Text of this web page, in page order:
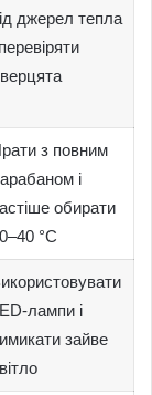
джерел тепла
з повним
і
обирати
°C
лампи і
зайве